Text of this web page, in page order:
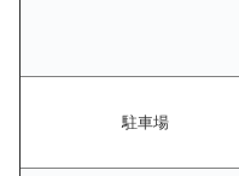
駐車場